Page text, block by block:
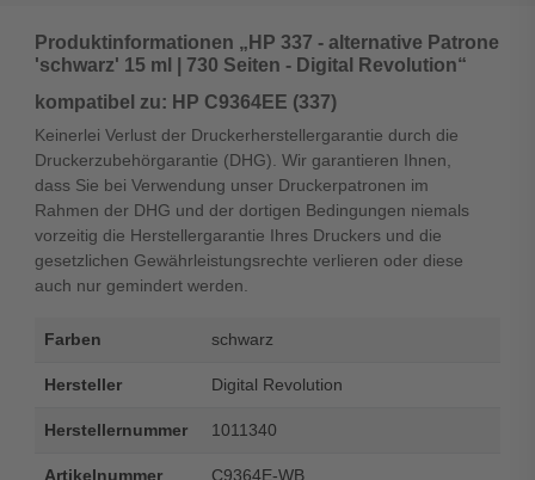
Produktinformationen „HP 337 - alternative Patrone
'schwarz' 15 ml | 730 Seiten - Digital Revolution“
kompatibel zu: HP C9364EE (337)
Keinerlei Verlust der Druckerherstellergarantie durch die
Druckerzubehörgarantie (DHG). Wir garantieren Ihnen,
dass Sie bei Verwendung unser Druckerpatronen im
Rahmen der DHG und der dortigen Bedingungen niemals
vorzeitig die Herstellergarantie Ihres Druckers und die
gesetzlichen Gewährleistungsrechte verlieren oder diese
auch nur gemindert werden.
Farben schwarz
Hersteller Digital Revolution
Herstellernummer 1011340
Artikelnummer C9364E-WB